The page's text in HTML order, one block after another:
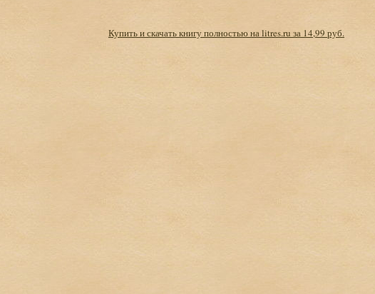
Купить и скачать книгу полностью на litres.ru за 14,99 руб.